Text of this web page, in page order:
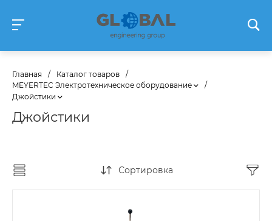
Главная / Каталог товаров
/
MEYERTEC Электротехническое оборудование
/
Джойстики
Джойстики
Сортировка